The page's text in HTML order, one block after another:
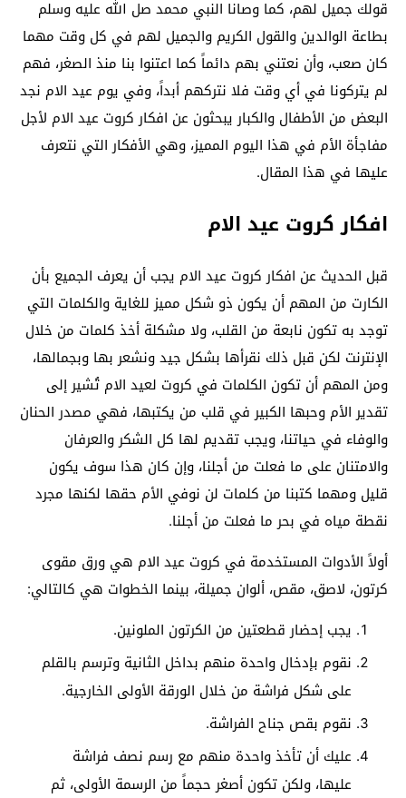
قولك جميل لهم، كما وصانا النبي محمد صل الله عليه وسلم
بطاعة الوالدين والقول الكريم والجميل لهم في كل وقت مهما
كان صعب، وأن نعتني بهم دائماً كما اعتنوا بنا منذ الصغر، فهم
لم يتركونا في أي وقت فلا نتركهم أبداً، وفي يوم عيد الام نجد
البعض من الأطفال والكبار يبحثون عن افكار كروت عيد الام لأجل
مفاجأة الأم في هذا اليوم المميز، وهي الأفكار التي نتعرف
عليها في هذا المقال.
افكار كروت عيد الام
قبل الحديث عن افكار كروت عيد الام يجب أن يعرف الجميع بأن
الكارت من المهم أن يكون ذو شكل مميز للغاية والكلمات التي
توجد به تكون نابعة من القلب، ولا مشكلة أخذ كلمات من خلال
الإنترنت لكن قبل ذلك نقرأها بشكل جيد ونشعر بها وبجمالها،
ومن المهم أن تكون الكلمات في كروت لعيد الام تُشير إلى
تقدير الأم وحبها الكبير في قلب من يكتبها، فهي مصدر الحنان
والوفاء في حياتنا، ويجب تقديم لها كل الشكر والعرفان
والامتنان على ما فعلت من أجلنا، وإن كان هذا سوف يكون
قليل ومهما كتبنا من كلمات لن نوفي الأم حقها لكنها مجرد
نقطة مياه في بحر ما فعلت من أجلنا.
أولاً الأدوات المستخدمة في كروت عيد الام هي ورق مقوى
كرتون، لاصق، مقص، ألوان جميلة، بينما الخطوات هي كالتالي:
يجب إحضار قطعتين من الكرتون الملونين.
نقوم بإدخال واحدة منهم بداخل الثانية وترسم بالقلم
على شكل فراشة من خلال الورقة الأولى الخارجية.
نقوم بقص جناح الفراشة.
عليك أن تأخذ واحدة منهم مع رسم نصف فراشة
عليها، ولكن تكون أصغر حجماً من الرسمة الأولى، ثم